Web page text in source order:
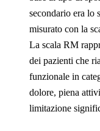
secondario era lo
misurato con la
La scala RM
dei pazienti che
funzionale in
dolore, piena
limitazione